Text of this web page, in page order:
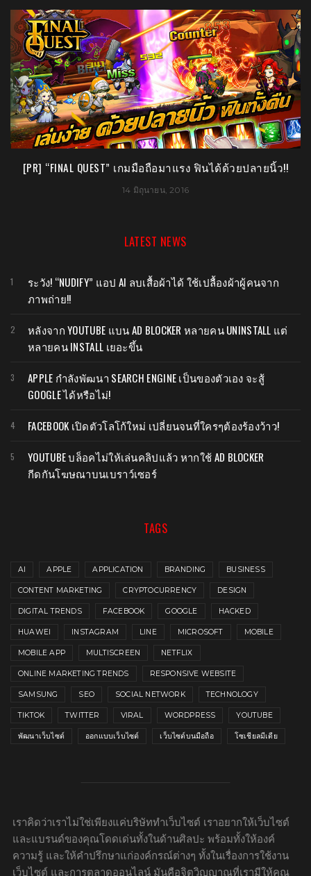
[PR] “FINAL QUEST” เกมมือถือมาแรง ฟินได้ด้วยปลายนิ้ว!!
14 มิถุนายน, 2016
LATEST NEWS
ระวัง! “NUDIFY” แอป AI ลบเสื้อผ้าได้ ใช้เปลื้องผ้าผู้คนจาก
ภาพถ่าย!!
หลังจาก YOUTUBE แบน AD BLOCKER หลายคน UNINSTALL แต่
หลายคน INSTALL เยอะขึ้น
APPLE กำลังพัฒนา SEARCH ENGINE เป็นของตัวเอง จะสู้
GOOGLE ได้หรือไม่!
FACEBOOK เปิดตัวโลโก้ใหม่ เปลี่ยนจนที่ใครๆต้องร้องว้าว!
YOUTUBE บล็อคไม่ให้เล่นคลิปแล้ว หากใช้ AD BLOCKER
กีดกันโฆษณาบนเบราว์เซอร์
TAGS
AI APPLE APPLICATION BRANDING BUSINESS
CONTENT MARKETING CRYPTOCURRENCY DESIGN
DIGITAL TRENDS FACEBOOK GOOGLE HACKED
HUAWEI INSTAGRAM LINE MICROSOFT MOBILE
MOBILE APP MULTISCREEN NETFLIX
ONLINE MARKETING TRENDS RESPONSIVE WEBSITE
SAMSUNG SEO SOCIAL NETWORK TECHNOLOGY
TIKTOK TWITTER VIRAL WORDPRESS YOUTUBE
พัฒนาเว็บไซต์ ออกแบบเว็บไซต์ เว็บไซต์บนมือถือ โซเชียลมีเดีย
เราคิดว่าเราไม่ใช่เพียงแค่บริษัททำเว็บไซต์ เราอยากให้เว็บไซต์
และแบรนด์ของคุณโดดเด่นทั้งในด้านศิลปะ พร้อมทั้งให้องค์
ความรู้ และให้คำปรึกษาแก่องค์กรณ์ต่างๆ ทั้งในเรื่องการใช้งาน
เว็บไซต์ และการตลาดออนไลน์ มันคือจิตวิญญาณที่เรามีให้คุณ